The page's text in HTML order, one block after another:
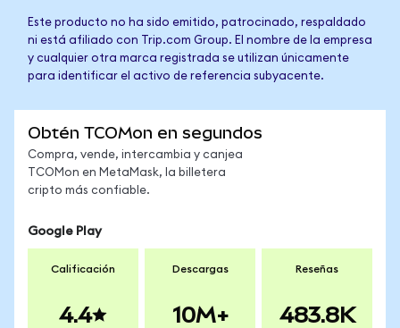
Este producto no ha sido emitido, patrocinado, respaldado
ni está afiliado con Trip.com Group. El nombre de la empresa
y cualquier otra marca registrada se utilizan únicamente
para identificar el activo de referencia subyacente.
Obtén TCOMon en segundos
Compra, vende, intercambia y canjea
TCOMon en MetaMask, la billetera
cripto más confiable.
Google Play
Calificación
4.4
Descargas
10M+
Reseñas
483.8K